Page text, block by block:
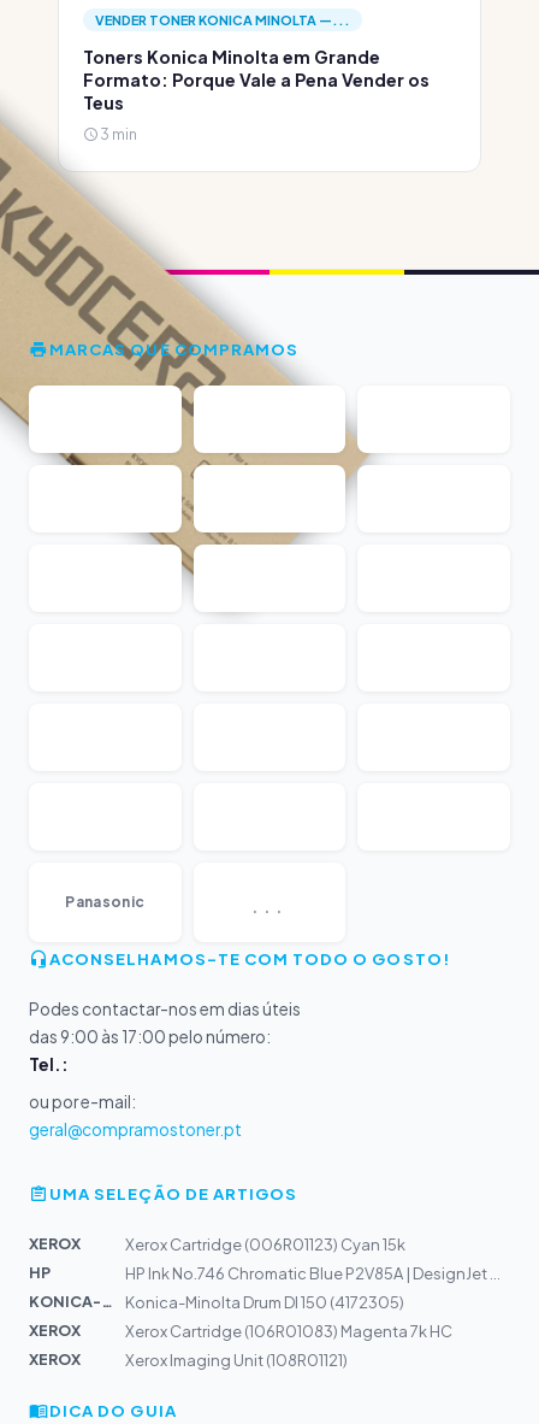
VENDER TONER KONICA MINOLTA —...
Toners Konica Minolta em Grande
Formato: Porque Vale a Pena Vender os
Teus
3 min
MARCAS QUE COMPRAMOS
Panasonic ...
ACONSELHAMOS-TE COM TODO O GOSTO!
Podes contactar-nos em dias úteis
das 9:00 às 17:00 pelo número:
Tel.:
ou por e-mail:
geral@compramostoner.pt
UMA SELEÇÃO DE ARTIGOS
XEROX
Xerox Cartridge (006R01123) Cyan 15k
HP
KONICA-MIN...
Konica-Minolta Drum DI 150 (4172305)
XEROX
Xerox Cartridge (106R01083) Magenta 7k HC
XEROX
Xerox Imaging Unit (108R01121)
DICA DO GUIA